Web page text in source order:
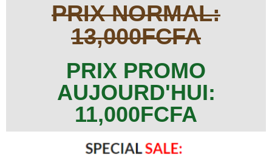
PRIX NORMAL:
13,000FCFA
PRIX PROMO
AUJOURD'HUI:
11,000FCFA